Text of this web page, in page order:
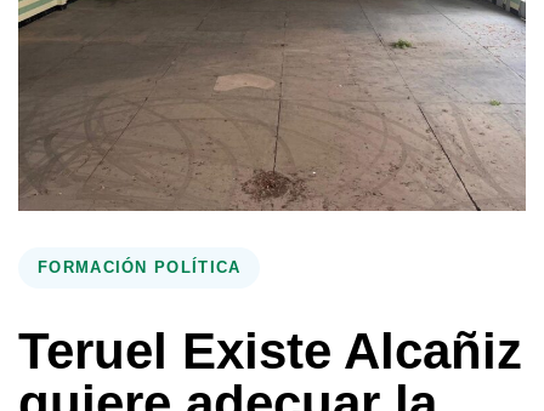
FORMACIÓN POLÍTICA
Teruel Existe Alcañiz